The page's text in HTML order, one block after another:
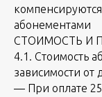
абонементами
СТОИМОСТЬ И
4.1. Стоимость
зависимости от
— При оплате